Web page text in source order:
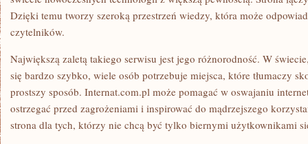
Dzięki temu tworzy szeroką przestrzeń wiedzy, która może
czytelników.
Największą zaletą takiego serwisu jest jego różnorodność. W
się bardzo szybko, wiele osób potrzebuje miejsca, które tłumaczy
prostszy sposób. Internat.com.pl może pomagać w oswajaniu
ostrzegać przed zagrożeniami i inspirować do mądrzejszego
strona dla tych, którzy nie chcą być tylko biernymi użytkownikami